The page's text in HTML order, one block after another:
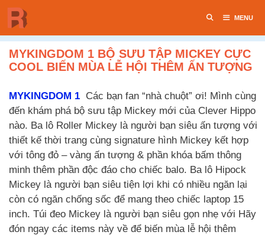
Chuyển
đến
nội
dung
MENU
MYKINGDOM 1 BỘ SƯU TẬP MICKEY CỰC
COOL BIẾN MÙA LỄ HỘI THÊM ẤN TƯỢNG
MYKINGDOM 1 Các bạn fan “nhà chuột” ơi! Mình cùng
đến khám phá bộ sưu tập Mickey mới của Clever Hippo
nào. Ba lô Roller Mickey là người bạn siêu ấn tượng với
thiết kế thời trang cùng signature hình Mickey kết hợp
với tông đỏ – vàng ấn tượng & phần khóa bấm thông
minh thêm phần độc đáo cho chiếc balo. Ba lô Hipock
Mickey là người bạn siêu tiện lợi khi có nhiều ngăn lại
còn có ngăn chống sốc để mang theo chiếc laptop 15
inch. Túi đeo Mickey là người bạn siêu gọn nhẹ với Hãy
đón ngay các items này về để biến mùa lễ hội thêm